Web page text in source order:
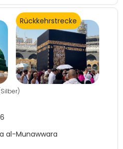
Rückkehrstrecke
al-Munawwara